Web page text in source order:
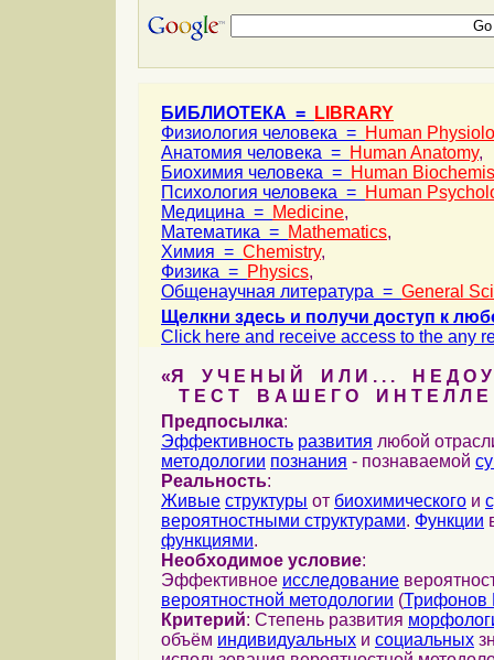
БИБЛИОТЕКА =
LIBRARY
Физиология человека = Human
Анатомия человека = Human Anatomy,
Биохимия человека = Human
Психология человека = Human
Медицина = Medicine,
Математика = Mathematics,
Химия = Chemistry,
Физика = Physics,
Общенаучная литература = General
Щелкни здесь и получи доступ к
Click here and receive access to the any
«Я У Ч Е Н Ы Й И Л И . . . Н Е Д О У
Т Е С Т В А Ш Е Г О И Н Т Е Л Л Е
Предпосылка:
Эффективность развития любой
методологии познания - познаваемой
Реальность:
Живые структуры от биохимического и
вероятностными структурами. Функции
функциями.
Необходимое условие:
Эффективное исследование
вероятностной методологии (Трифонов
Критерий: Степень развития
объём индивидуальных и социальных